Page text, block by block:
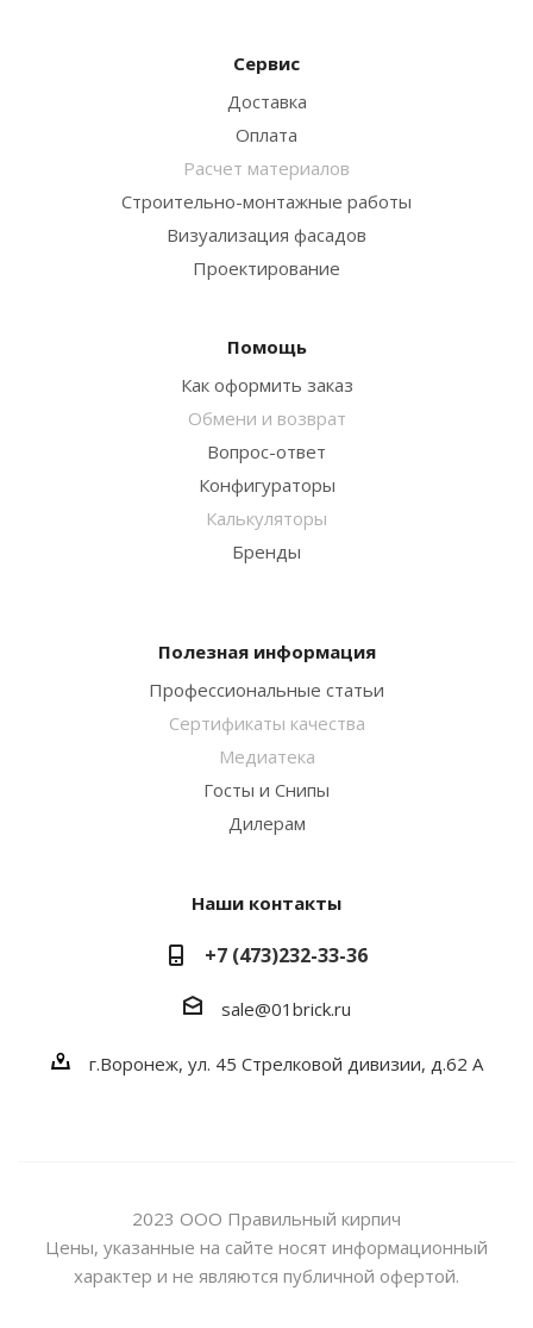
Сервис
Доставка
Оплата
Расчет материалов
Строительно-монтажные работы
Визуализация фасадов
Проектирование
Помощь
Как оформить заказ
Обмени и возврат
Вопрос-ответ
Конфигураторы
Калькуляторы
Бренды
Полезная информация
Профессиональные статьи
Сертификаты качества
Медиатека
Госты и Снипы
Дилерам
Наши контакты
+7 (473)232-33-36
sale@01brick.ru
г.Воронеж, ул. 45 Стрелковой дивизии, д.62 А
2023 ООО Правильный кирпич
Цены, указанные на сайте носят информационный
характер и не являются публичной офертой.